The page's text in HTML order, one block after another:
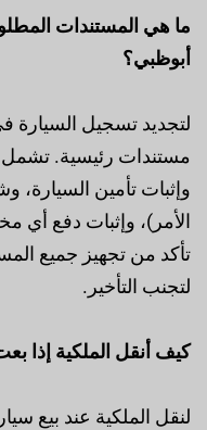
ما هي المستندات
أبوظبي؟
لتجديد تسجيل السيارة
مستندات رئيسية. تشمل
وإثبات تأمين السيارة،
الأمر)، وإثبات دفع أي
تأكد من تجهيز جميع
لتجنب التأخير.
كيف أنقل الملكية إذا
لنقل الملكية عند بيع